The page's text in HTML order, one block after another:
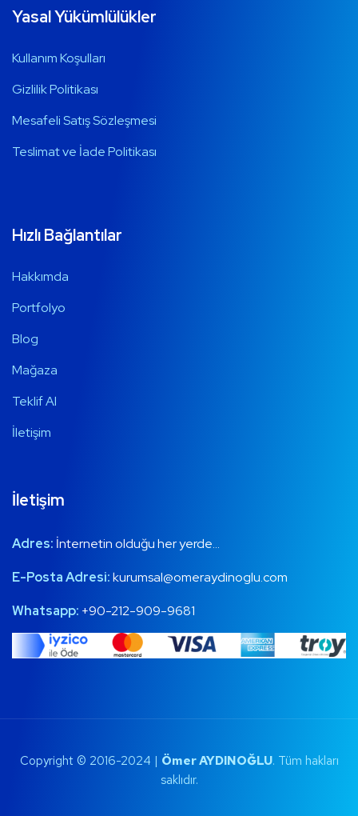
Yasal Yükümlülükler
Kullanım Koşulları
Gizlilik Politikası
Mesafeli Satış Sözleşmesi
Teslimat ve İade Politikası
Hızlı Bağlantılar
Hakkımda
Portfolyo
Blog
Mağaza
Teklif Al
İletişim
İletişim
Adres: İnternetin olduğu her yerde…
E-Posta Adresi:kurumsal@omeraydinoglu.com
Whatsapp: +90-212-909-9681
Copyright © 2016-2024 | Ömer AYDINOĞLU. Tüm hakları
saklıdır.